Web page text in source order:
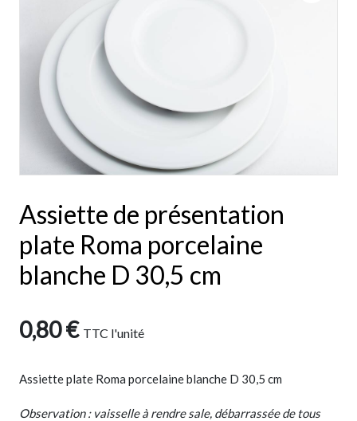
Assiette de présentation
plate Roma porcelaine
blanche D 30,5 cm
0,80€ TTC l'unité
Assiette plate Roma porcelaine blanche D 30,5 cm
Observation : vaisselle à rendre sale, débarrassée de tous